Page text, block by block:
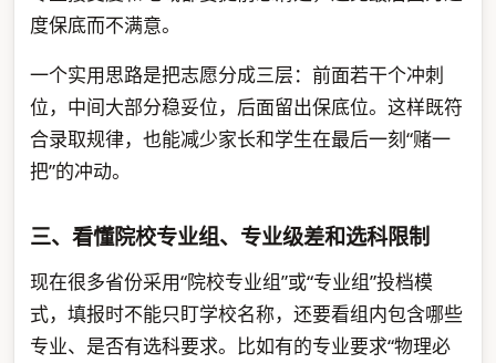
度保底而不满意。
一个实用思路是把志愿分成三层：前面若干个冲刺
位，中间大部分稳妥位，后面留出保底位。这样既符
合录取规律，也能减少家长和学生在最后一刻“赌一
把”的冲动。
三、看懂院校专业组、专业级差和选科限制
现在很多省份采用“院校专业组”或“专业组”投档模
式，填报时不能只盯学校名称，还要看组内包含哪些
专业、是否有选科要求。比如有的专业要求“物理必